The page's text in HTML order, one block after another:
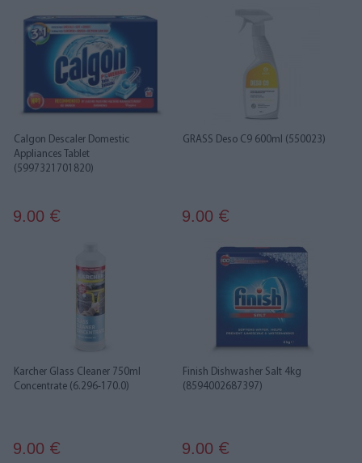
Calgon Descaler Domestic
Appliances Tablet
(5997321701820)
9.00 €
GRASS Deso C9 600ml (550023)
9.00 €
Karcher Glass Cleaner 750ml
Concentrate (6.296-170.0)
9.00 €
Finish Dishwasher Salt 4kg
(8594002687397)
9.00 €